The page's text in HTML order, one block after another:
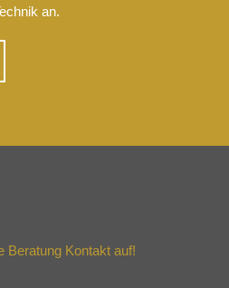
an.
Beratung Kontakt auf!